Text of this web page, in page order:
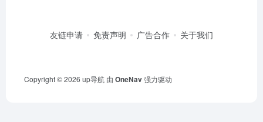
友链申请 免责声明 广告合作 关于我们
Copyright © 2026 up导航 由 OneNav强力驱动